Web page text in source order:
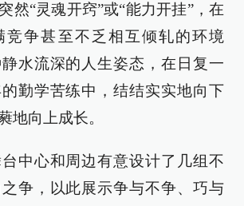
然“灵魂开窍”或“能力开挂”，在
竞争甚至不乏相互倾轧的环境
水流深的人生姿态，在日复一
勤学苦练中，结结实实地向下
地向上成长。
中心和周边有意设计了几组不
争，以此展示争与不争、巧与